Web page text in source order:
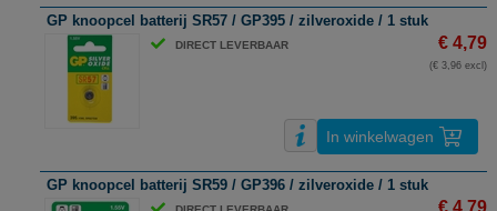
GP knoopcel batterij SR57 / GP395 / zilveroxide / 1 stuk
DIRECT LEVERBAAR € 4,79
(€ 3,96 excl)
In winkelwagen
GP knoopcel batterij SR59 / GP396 / zilveroxide / 1 stuk
€ 4,79